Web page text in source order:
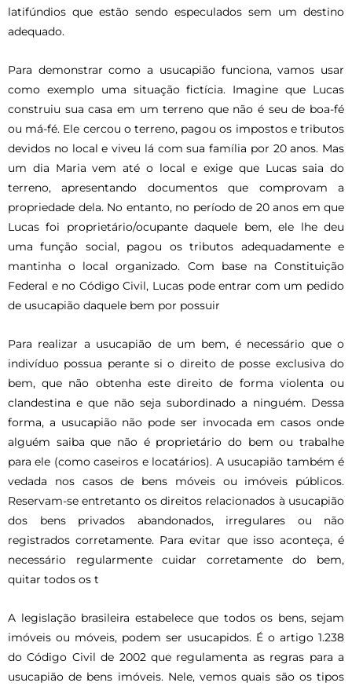
latifúndios que estão sendo especulados sem um destino
adequado.
Para demonstrar como a usucapião funciona, vamos usar
como exemplo uma situação fictícia. Imagine que Lucas
construiu sua casa em um terreno que não é seu de boa-fé
ou má-fé. Ele cercou o terreno, pagou os impostos e tributos
devidos no local e viveu lá com sua família por 20 anos. Mas
um dia Maria vem até o local e exige que Lucas saia do
terreno, apresentando documentos que comprovam a
propriedade dela. No entanto, no período de 20 anos em que
Lucas foi proprietário/ocupante daquele bem, ele lhe deu
uma função social, pagou os tributos adequadamente e
mantinha o local organizado. Com base na Constituição
Federal e no Código Civil, Lucas pode entrar com um pedido
de usucapião daquele bem por possuir
Para realizar a usucapião de um bem, é necessário que o
indivíduo possua perante si o direito de posse exclusiva do
bem, que não obtenha este direito de forma violenta ou
clandestina e que não seja subordinado a ninguém. Dessa
forma, a usucapião não pode ser invocada em casos onde
alguém saiba que não é proprietário do bem ou trabalhe
para ele (como caseiros e locatários). A usucapião também é
vedada nos casos de bens móveis ou imóveis públicos.
Reservam-se entretanto os direitos relacionados à usucapião
dos bens privados abandonados, irregulares ou não
registrados corretamente. Para evitar que isso aconteça, é
necessário regularmente cuidar corretamente do bem,
quitar todos os t
A legislação brasileira estabelece que todos os bens, sejam
imóveis ou móveis, podem ser usucapidos. É o artigo 1.238
do Código Civil de 2002 que regulamenta as regras para a
usucapião de bens imóveis. Nele, vemos quais são os tipos